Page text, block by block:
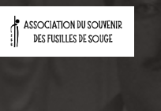
Aller
au
contenu